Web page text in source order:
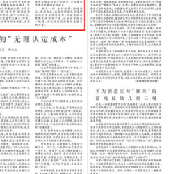
图片 政务
金融 汽车
信息化 数字经济
银龄 溯源中国
能源 会展
时尚 悦读